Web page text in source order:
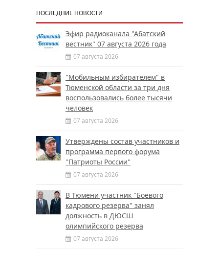
ПОСЛЕДНИЕ НОВОСТИ
Эфир радиоканала "Абатский
вестник" 07 августа 2026 года
07 августа 2026
"Мобильным избирателем" в
Тюменской области за три дня
воспользовались более тысячи
человек
07 августа 2026
Утверждены состав участников и
программа первого форума
"Патриоты России"
07 августа 2026
В Тюмени участник "Боевого
кадрового резерва" занял
должность в ДЮСШ
олимпийского резерва
07 августа 2026